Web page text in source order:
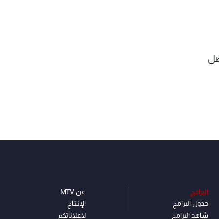
البرامج
جدول البرامج
شاهد البرامج
عن MTV
الإنـتـاج
لاعلاناتكم